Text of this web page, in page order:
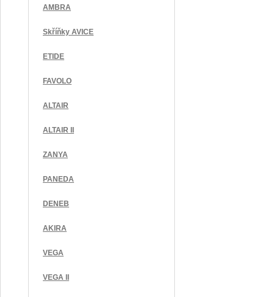
AMBRA
Skříňky AVICE
ETIDE
FAVOLO
ALTAIR
ALTAIR II
ZANYA
PANEDA
DENEB
AKIRA
VEGA
VEGA II